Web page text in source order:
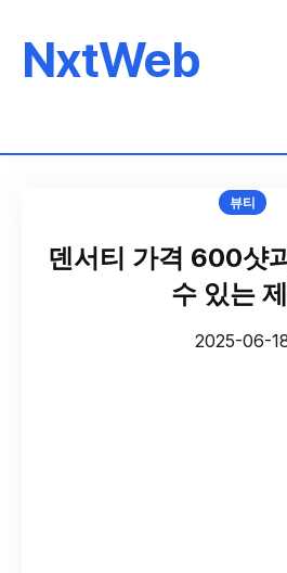
NxtWeb
뷰티
덴서티 가격 600샷
수 있는
2025-06-